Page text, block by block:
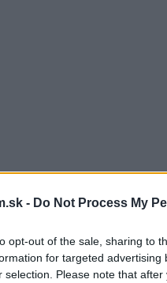
- Do Not Process My
opt-out of the sale, sharing to
for targeted
selection. Please note that